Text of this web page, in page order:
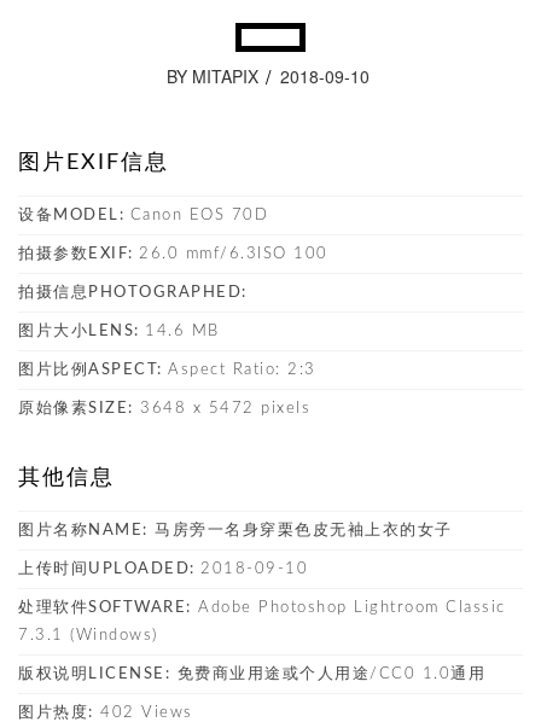
BY MITAPIX 2018-09-10
图片EXIF信息
设备MODEL: Canon EOS 70D
拍摄参数EXIF: 26.0 mmf/6.3ISO 100
拍摄信息PHOTOGRAPHED:
图片大小LENS: 14.6 MB
图片比例ASPECT: Aspect Ratio: 2:3
原始像素SIZE: 3648 x 5472 pixels
其他信息
图片名称NAME: 马房旁一名身穿栗色皮无袖上衣的女子
上传时间UPLOADED: 2018-09-10
处理软件SOFTWARE: Adobe Photoshop Lightroom Classic
7.3.1 (Windows)
版权说明LICENSE: 免费商业用途或个人用途/CC0 1.0通用
图片热度: 402 Views